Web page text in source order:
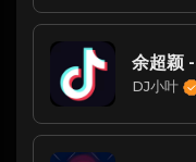
DJ小叶